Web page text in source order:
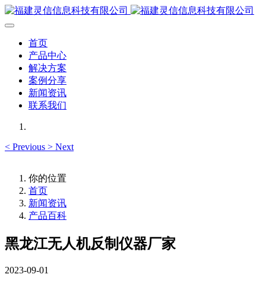
首页
产品中心
解决方案
案例分享
新闻资讯
联系我们
< Previous > Next
你的位置
首页
新闻资讯
产品百科
黑龙江无人机反制仪器厂家
2023-09-01